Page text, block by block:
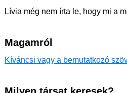
Lívia még nem írta le, hogy mi a
Magamról
Kíváncsi vagy a bemutatkozó